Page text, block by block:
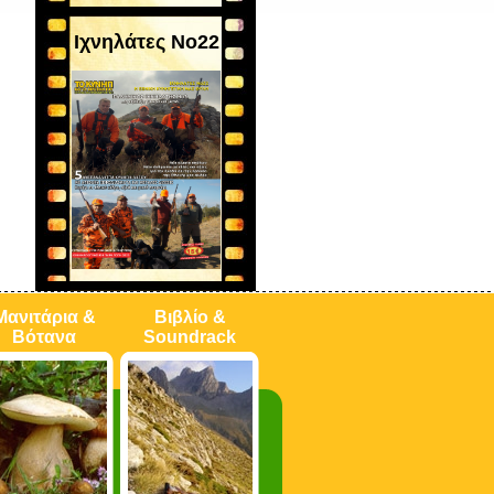
Ιχνηλάτες Νο22
&
Βότανα
Βιβλίο &
Soundrack